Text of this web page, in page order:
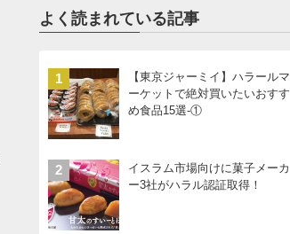
よく読まれている記事
1
【東京ジャーミイ】ハラールマ
ーケットで絶対買いたいおすす
め食品15選-①
2
イスラム市場向けに菓子メーカ
ー3社がハラル認証取得！